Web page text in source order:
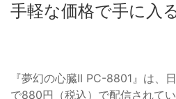
手軽な価格で手に入
『夢幻の心臓II PC-8801』は、
で880円（税込）で配信されて